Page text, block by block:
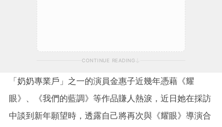
CONTINUE READING
「奶奶專業戶」之一的演員金惠子近幾年憑藉《耀
眼》、《我們的藍調》等作品賺人熱淚，近日她在採訪
中談到新年願望時，透露自己將再次與《耀眼》導演合